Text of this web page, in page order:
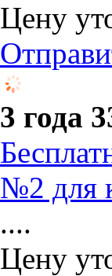
Цену
3 года
№2 для
....
Цену